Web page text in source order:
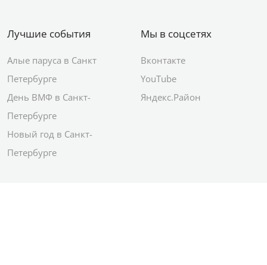
Лучшие события
Алые паруса в Санкт
Петербурге
День ВМФ в Санкт-
Петербурге
Новый год в Санкт-
Петербурге
Мы в соцсетях
Вконтакте
YouTube
Яндекс.Район